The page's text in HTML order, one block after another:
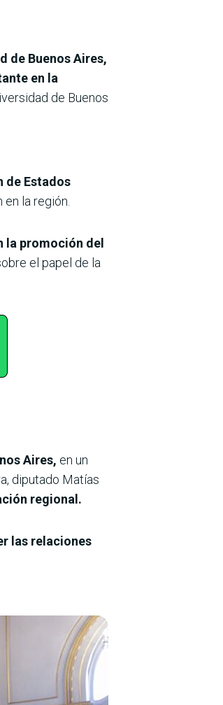
de Buenos Aires,
en la
de Buenos
de Estados
la región.
la promoción del
el papel de la
Aires, en un
diputado Matías
regional.
las relaciones